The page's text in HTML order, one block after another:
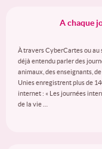
A chaque
À travers CyberCartes ou au
déjà entendu parler des
animaux, des enseignants,
Unies enregistrent plus de
internet : « Les journées
de la vie …